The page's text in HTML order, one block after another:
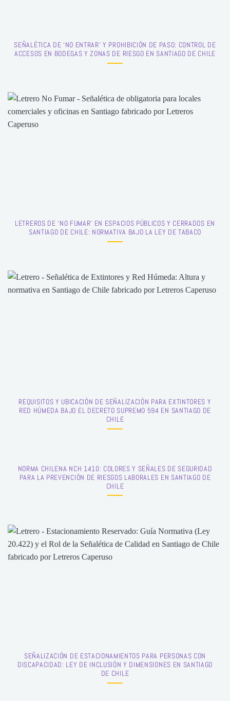
SEÑALÉTICA DE ‘NO ENTRAR’ Y PROHIBICIÓN DE PASO: CONTROL DE
ACCESOS EN BODEGAS Y ZONAS DE RIESGO EN SANTIAGO DE CHILE
LETREROS DE ‘NO FUMAR’ EN ESPACIOS PÚBLICOS Y CERRADOS EN
SANTIAGO DE CHILE: NORMATIVA BAJO LA LEY DE TABACO
REQUISITOS Y UBICACIÓN DE SEÑALIZACIÓN PARA EXTINTORES Y
RED HÚMEDA BAJO EL DECRETO SUPREMO 594 EN SANTIAGO DE
CHILE
NORMA CHILENA NCH 1410: COLORES Y SEÑALES DE SEGURIDAD
PARA LA PREVENCIÓN DE RIESGOS LABORALES EN SANTIAGO DE
CHILE
SEÑALIZACIÓN DE ESTACIONAMIENTOS PARA PERSONAS CON
DISCAPACIDAD: LEY DE INCLUSIÓN Y DIMENSIONES EN SANTIAGO
DE CHILE